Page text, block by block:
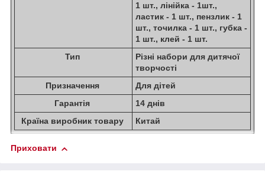
1 шт., лінійка - 1шт.,
ластик - 1 шт., пензлик - 1
шт., точилка - 1 шт., губка -
1 шт., клей - 1 шт.
Тип
Різні набори для дитячої
творчості
Призначення
Для дітей
Гарантія
14 днів
Країна виробник товару
Китай
Приховати